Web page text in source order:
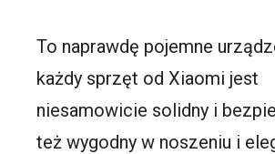
To naprawdę pojemne
każdy sprzęt od Xiaomi jest
niesamowicie solidny i
też wygodny w noszeniu i